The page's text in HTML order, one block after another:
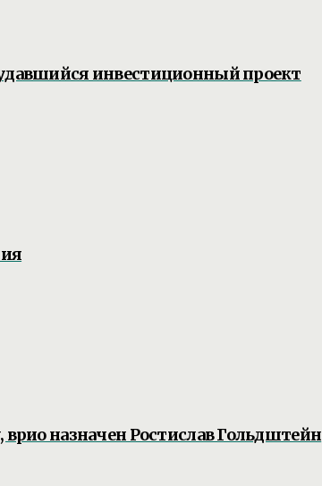
инвестиционный проект
назначен Ростислав Гольдштейн